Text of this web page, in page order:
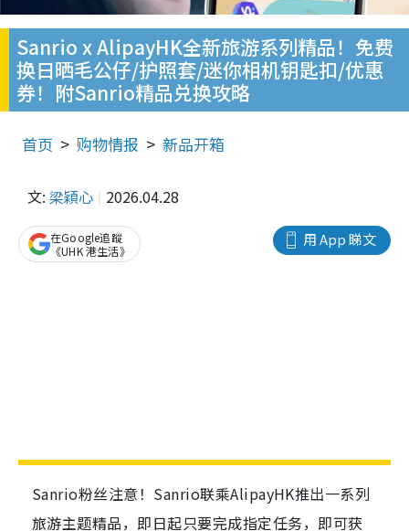
Sanrio x AlipayHK全新旅游系列精品！免费
换日晒毛公仔/护照套/迷你相机钥匙扣/优惠
券！附Sanrio精品兑换攻略
首页 购物情报 新品开箱
文: 梁穎心 2026.04.28
用 App 睇文
在Google追蹤
《UHK 港生活》
Sanrio粉丝注意！Sanrio联乘AlipayHK推出一系列
旅游主题精品，即日起只要完成指定任务，即可获